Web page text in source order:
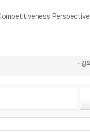
Competitiveness Perspective